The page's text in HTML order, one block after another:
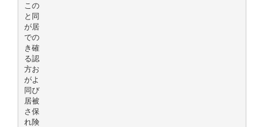
この
と同
が居
での
き確
る認
方お
がよ
同び
居被
さ保
れ険